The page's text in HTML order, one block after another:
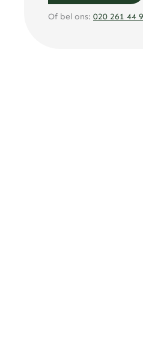
Of bel ons: 020 261 44